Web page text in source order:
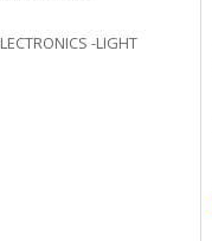
-LIGHT